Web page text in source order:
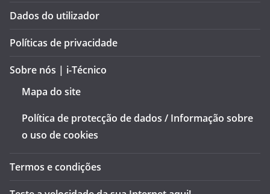
Dados do utilizador
Políticas de privacidade
Sobre nós | i-Técnico
Mapa do site
Política de protecção de dados / Informação sobre
o uso de cookies
Termos e condições